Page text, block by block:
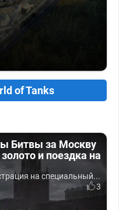
of Tanks
Битвы за Москву
и поездка на
на специальный...
3